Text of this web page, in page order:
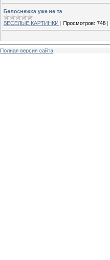
Белоснежка уже не та
ВЕСЕЛЫЕ КАРТИНКИ | Просмотров: 748 |
Полная версия сайта